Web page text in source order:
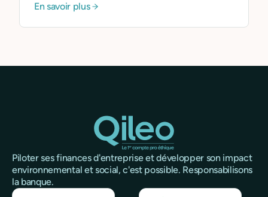
En savoir plus
Piloter ses finances d'entreprise et développer son impact
environnemental et social, c'est possible. Responsabilisons
la banque.